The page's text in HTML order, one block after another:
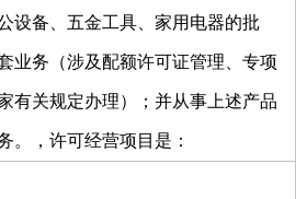
设备、五金工具、家用电器的批
业务（涉及配额许可证管理、专项
有关规定办理）；并从事上述产品
。，许可经营项目是：